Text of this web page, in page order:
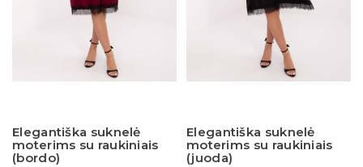
Elegantiška suknelė
moterims su raukiniais
(bordo)
Elegantiška suknelė
moterims su raukiniais
(juoda)